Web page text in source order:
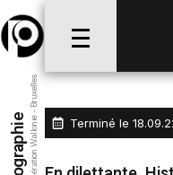
Terminé le